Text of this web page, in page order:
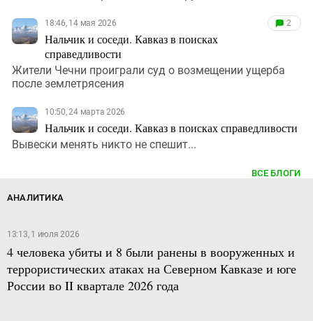
18:46, 14 мая 2026
Нальчик и соседи. Кавказ в поисках
справедливости
2
Жители Чечни проиграли суд о возмещении ущерба
после землетрясения
10:50, 24 марта 2026
Нальчик и соседи. Кавказ в поисках справедливости
Вывески менять никто не спешит...
ВСЕ БЛОГИ
АНАЛИТИКА
13:13, 1 июля 2026
4 человека убиты и 8 были ранены в вооруженных и
террористических атаках на Северном Кавказе и юге
России во II квартале 2026 года